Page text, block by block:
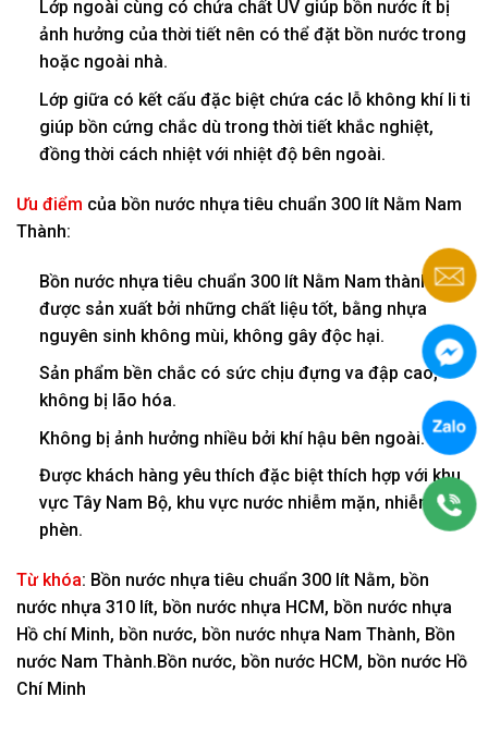
Lớp ngoài cùng có chứa chất UV giúp bồn nước ít bị
ảnh hưởng của thời tiết nên có thể đặt bồn nước trong
hoặc ngoài nhà.
Lớp giữa có kết cấu đặc biệt chứa các lỗ không khí li ti
giúp bồn cứng chắc dù trong thời tiết khắc nghiệt,
đồng thời cách nhiệt với nhiệt độ bên ngoài.
Ưu điểm của bồn nước nhựa tiêu chuẩn 300 lít Nằm Nam
Thành:
Bồn nước nhựa tiêu chuẩn 300 lít Nằm Nam thành
được sản xuất bởi những chất liệu tốt, bằng nhựa
nguyên sinh không mùi, không gây độc hại.
Sản phẩm bền chắc có sức chịu đựng va đập cao,
không bị lão hóa.
Không bị ảnh hưởng nhiều bởi khí hậu bên ngoài.
Được khách hàng yêu thích đặc biệt thích hợp với khu
vực Tây Nam Bộ, khu vực nước nhiễm mặn, nhiễm
phèn.
Từ khóa: Bồn nước nhựa tiêu chuẩn 300 lít Nằm, bồn
nước nhựa 310 lít, bồn nước nhựa HCM, bồn nước nhựa
Hồ chí Minh, bồn nước, bồn nước nhựa Nam Thành, Bồn
nước Nam Thành.Bồn nước, bồn nước HCM, bồn nước Hồ
Chí Minh